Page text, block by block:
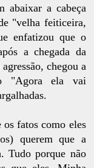
abaixar a cabeça
"velha feiticeira,
enfatizou que o
a chegada da
chegou a
"Agora ela vai
fatos como eles
querem que a
Tudo porque não